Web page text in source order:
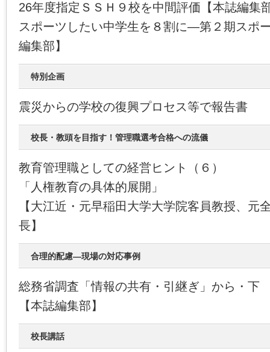
26年度指定ＳＳＨ９校を中間評価【本誌編集
スポーツしたい中学生を８割に―第２期スポ
編集部】
特別企画
震災からの学校の復興プロセス等で報告書
校長・教頭を目指す！管理職選考合格への流儀
教育管理職としての経営ヒント（６）
「人権教育の具体的展開」
【大江近・元早稲田大学大学院客員教授、元
長】
合理的配慮―現場の対応事例
総務省調査「情報の共有・引継ぎ」から・下
【本誌編集部】
校長講話